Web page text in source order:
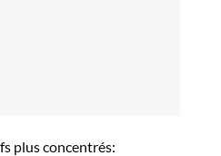
plus concentrés: